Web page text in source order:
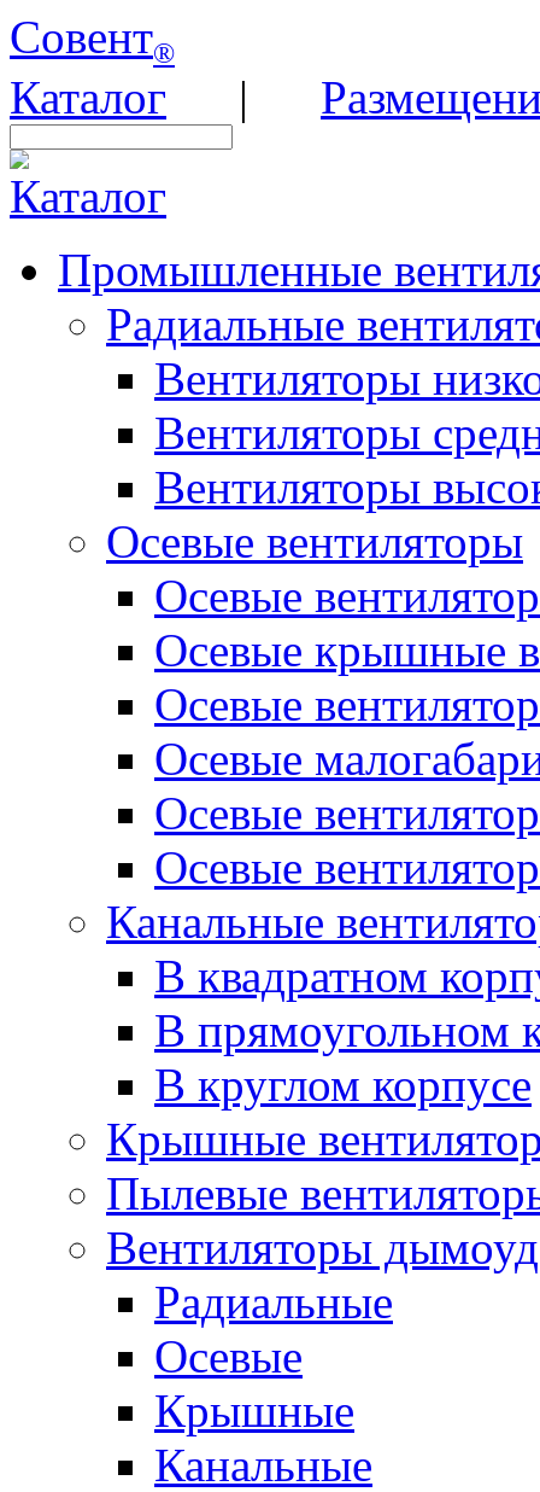
Совент®
Каталог |
Каталог
Промышленные
Радиальные
Вентиляторы
Вентиляторы
Вентиляторы
Осевые вентиляторы
Осевые
Осевые крышные
Осевые
Осевые
Осевые
Осевые
Канальные
В квадратном
В прямоугольном
В круглом корпусе
Крышные
Пылевые
Вентиляторы
Радиальные
Осевые
Крышные
Канальные